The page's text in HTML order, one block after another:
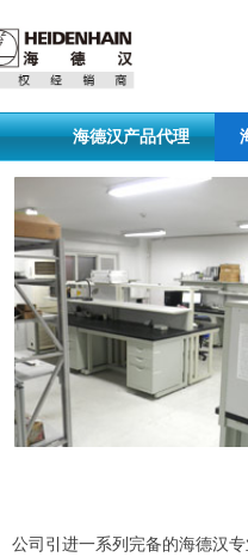
海德汉产品代理
公司引进一系列完备的海德汉